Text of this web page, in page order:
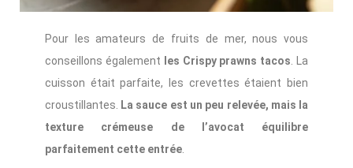
Pour les amateurs de fruits de mer, nous vous
conseillons également les Crispy prawns tacos . La
cuisson était parfaite, les crevettes étaient bien
croustillantes.
La sauce est un peu relevée, mais la
texture crémeuse de l’avocat équilibre
parfaitement cette entrée.